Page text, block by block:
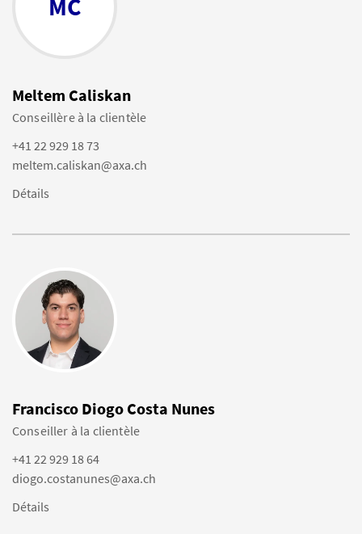
MC
Meltem Caliskan
Conseillère à la clientèle
+41 22 929 18 73
meltem.caliskan@axa.ch
Détails
Francisco Diogo Costa Nunes
Conseiller à la clientèle
+41 22 929 18 64
diogo.costanunes@axa.ch
Détails